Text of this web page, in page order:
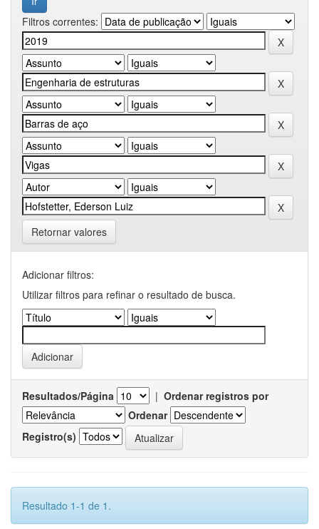
Filtros correntes:
Retornar valores
Adicionar filtros:
Utilizar filtros para refinar o resultado de busca.
Resultados/Página | Ordenar registros por
Ordenar
Registro(s)
Resultado 1-1 de 1.